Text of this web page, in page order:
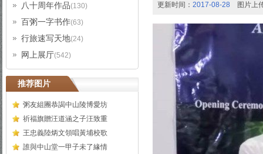
八十周年作品(130)
百粥一字书作(63)
行旅速写天地(24)
网上展厅(542)
推荐图片
粥友組團恭謁中山陵博愛坊
祈福旗贈汪道涵之子汪致重
王忠義陸炳文領唱黃埔校歌
誰與中山堂一甲子未了緣情
更新时间： 2017-08-28 图片上